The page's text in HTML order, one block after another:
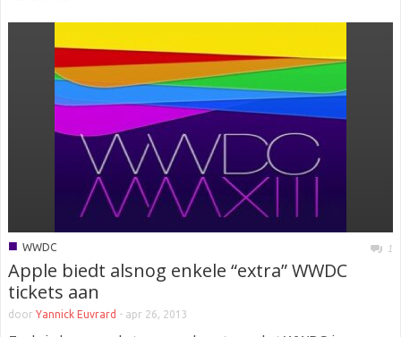
■ WWDC 1
Apple biedt alsnog enkele “extra” WWDC
tickets aan
door Yannick Euvrard - apr 26, 2013